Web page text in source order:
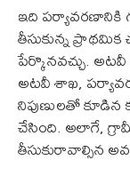
ఇది పర్యావరణానికి
తీసుకున్న ప్రాథమిక
పేర్కొనవచ్చు. అటవీ
అటవీ శాఖ,
నిపుణులతో
చేసింది. అలాగే,
తీసుకురావాల్సిన